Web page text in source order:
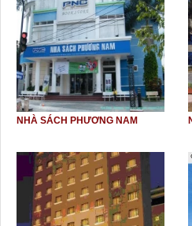
NHÀ SÁCH PHƯƠNG NAM